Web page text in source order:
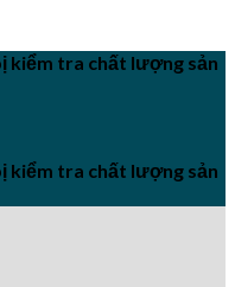
kiểm tra chất lượng sản
kiểm tra chất lượng sản